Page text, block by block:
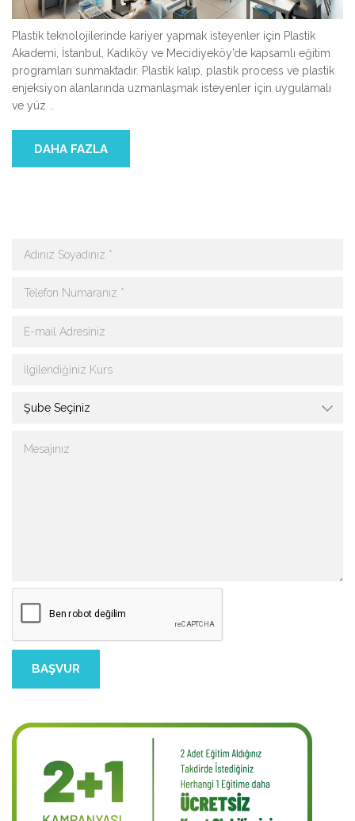
Plastik teknolojilerinde kariyer yapmak isteyenler için Plastik
Akademi, İstanbul, Kadıköy ve Mecidiyeköy’de kapsamlı eğitim
programları sunmaktadır. Plastik kalıp, plastik process ve plastik
enjeksiyon alanlarında uzmanlaşmak isteyenler için uygulamalı
ve yüz
DAHA FAZLA